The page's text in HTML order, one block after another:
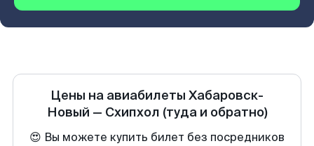
Цены на авиабилеты Хабаровск-
Новый — Схипхол (туда и обратно)
😍 Вы можете купить билет без посредников